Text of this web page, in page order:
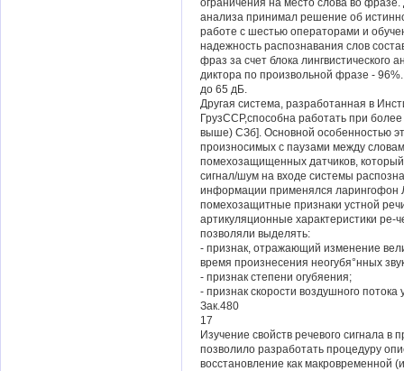
ограничения на место слова во фразе.
анализа принимал решение об
работе с шестью операторами и
надежность распознавания слов
фраз за счет блока лингвистического
диктора по произвольной фразе -
до 65 дБ.
Другая система, разработанная в
ГрузССР,способна работать при
выше) СЗб]. Основной особенностью
произносимых с паузами между
помехозащищенных датчиков,
сигнал/шум на входе системы
информации применялся ларингофон
помехозащитные признаки устной
артикуляционные характеристики ре-
позволяли выделять:
- признак, отражающий изменение
время произнесения неогубя°нных
- признак степени огубяения;
- признак скорости воздушного потока
Зак.480
17
Изучение свойств речевого сигнала в
позволило разработать процедуру
восстановление как макровременной